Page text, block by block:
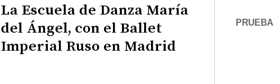
La Escuela de Danza María
del Ángel, con el Ballet
Imperial Ruso en Madrid
PRUEBA